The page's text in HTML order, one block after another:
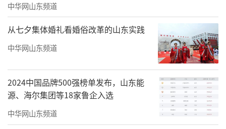
中华网山东频道
从七夕集体婚礼看婚俗改革的山东实践
中华网山东频道
2024中国品牌500强榜单发布，山东能
源、海尔集团等18家鲁企入选
中华网山东频道